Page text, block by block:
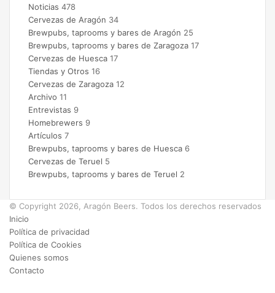
Noticias 478
Cervezas de Aragón 34
Brewpubs, taprooms y bares de Aragón 25
Brewpubs, taprooms y bares de Zaragoza 17
Cervezas de Huesca 17
Tiendas y Otros 16
Cervezas de Zaragoza 12
Archivo 11
Entrevistas 9
Homebrewers 9
Artículos 7
Brewpubs, taprooms y bares de Huesca 6
Cervezas de Teruel 5
Brewpubs, taprooms y bares de Teruel 2
© Copyright 2026, Aragón Beers. Todos los derechos reservados
Inicio
Política de privacidad
Política de Cookies
Quienes somos
Contacto